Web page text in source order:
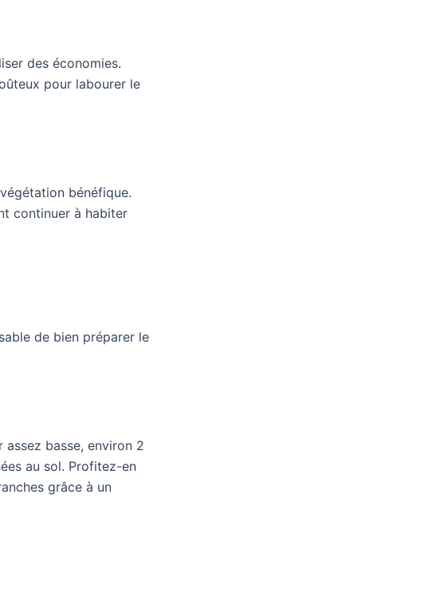
des économies.
pour labourer le
bénéfique.
continuer à habiter
de bien préparer le
basse, environ 2
au sol. Profitez-en
grâce à un